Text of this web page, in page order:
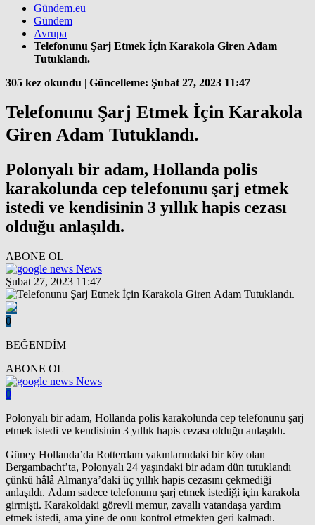
Gündem.eu
Gündem
Avrupa
Telefonunu Şarj Etmek İçin Karakola Giren Adam
Tutuklandı.
305 kez okundu | Güncelleme: Şubat 27, 2023 11:47
Telefonunu Şarj Etmek İçin Karakola
Giren Adam Tutuklandı.
Polonyalı bir adam, Hollanda polis
karakolunda cep telefonunu şarj etmek
istedi ve kendisinin 3 yıllık hapis cezası
olduğu anlaşıldı.
ABONE OL
News
Şubat 27, 2023 11:47
0
BEĞENDİM
ABONE OL
News
0
Polonyalı bir adam, Hollanda polis karakolunda cep telefonunu şarj
etmek istedi ve kendisinin 3 yıllık hapis cezası olduğu anlaşıldı.
Güney Hollanda’da Rotterdam yakınlarındaki bir köy olan
Bergambacht’ta, Polonyalı 24 yaşındaki bir adam dün tutuklandı
çünkü hâlâ Almanya’daki üç yıllık hapis cezasını çekmediği
anlaşıldı. Adam sadece telefonunu şarj etmek istediği için karakola
girmişti. Karakoldaki görevli memur, zavallı vatandaşa yardım
etmek istedi, ama yine de onu kontrol etmekten geri kalmadı.